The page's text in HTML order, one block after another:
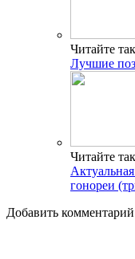
Читайте
Лучшие
Читайте
гонореи
Добавить комментарий